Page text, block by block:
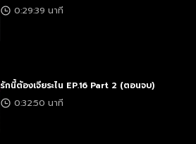
0:29:39 นาที
รักนี้ต้องเจียระไน EP.16 Part 2 (ตอนจบ)
0:32:50 นาที